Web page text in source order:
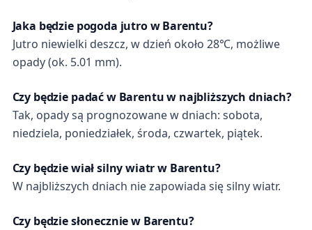
Jaka będzie pogoda jutro w Barentu?
Jutro niewielki deszcz, w dzień około 28℃, możliwe
opady (ok. 5.01 mm).
Czy będzie padać w Barentu w najbliższych dniach?
Tak, opady są prognozowane w dniach: sobota,
niedziela, poniedziałek, środa, czwartek, piątek.
Czy będzie wiał silny wiatr w Barentu?
W najbliższych dniach nie zapowiada się silny wiatr.
Czy będzie słonecznie w Barentu?